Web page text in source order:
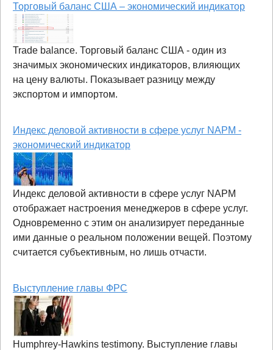
Торговый баланс США – экономический индикатор
Trade balance. Торговый баланс США - один из
значимых экономических индикаторов, влияющих
на цену валюты. Показывает разницу между
экспортом и импортом.
Индекс деловой активности в сфере услуг NAPM -
экономический индикатор
Индекс деловой активности в сфере услуг NAPM
отображает настроения менеджеров в сфере услуг.
Одновременно с этим он анализирует переданные
ими данные о реальном положении вещей. Поэтому
считается субъективным, но лишь отчасти.
Выступление главы ФРС
Humphrey-Hawkins testimony. Выступление главы